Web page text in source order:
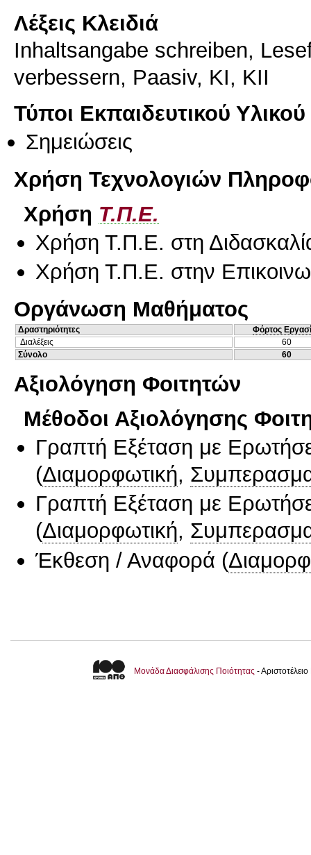
Λέξεις Κλειδιά
Inhaltsangabe schreiben,
verbessern, Paasiv, KI, KII
Τύποι Εκπαιδευτικού Υλικού
Σημειώσεις
Χρήση Τεχνολογιών
Χρήση Τ.Π.Ε.
Χρήση Τ.Π.Ε. στη
Χρήση Τ.Π.Ε. στην
Οργάνωση Μαθήματος
Δραστηριότητες
Φόρτος
Διαλέξεις
60
Σύνολο
60
Αξιολόγηση Φοιτητών
Μέθοδοι Αξιολόγησης
Γραπτή Εξέταση με
(Διαμορφωτική,
Γραπτή Εξέταση με
(Διαμορφωτική,
Έκθεση / Αναφορά (
Μονάδα Διασφάλισης Ποιότητας -